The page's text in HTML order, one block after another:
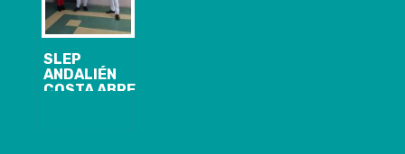
SLEP
ANDALIÉN
COSTA ABRE